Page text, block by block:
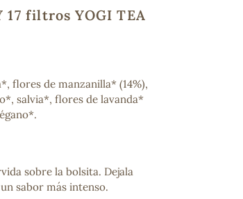
17 filtros YOGI TEA
flores de manzanilla* (14%),
salvia*, flores de lavanda*
sobre la bolsita. Dejala
sabor más intenso.